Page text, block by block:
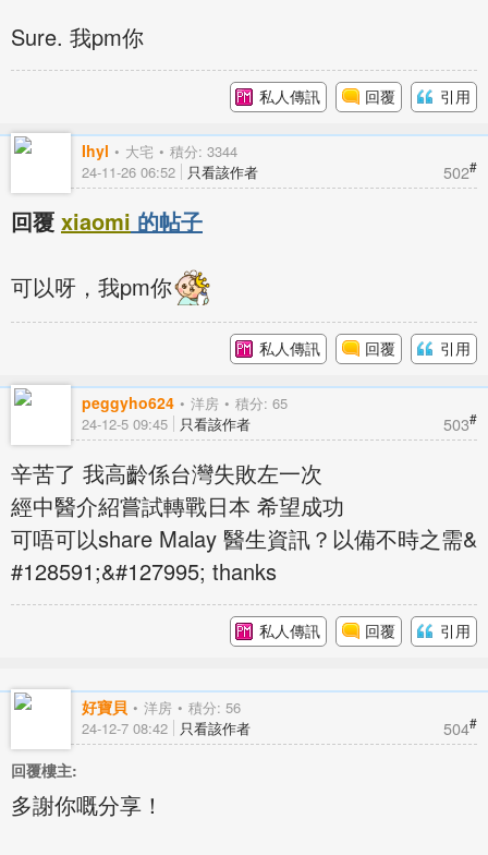
Sure. 我pm你
私人傳訊 回覆 引用
Ihyl 大宅 積分: 3344
502#
24-11-26 06:52 只看該作者
回覆 xiaomi 的帖子
可以呀，我pm你
私人傳訊 回覆 引用
peggyho624 洋房 積分: 65
503#
24-12-5 09:45 只看該作者
辛苦了 我高齡係台灣失敗左一次
經中醫介紹嘗試轉戰日本 希望成功
可唔可以share Malay 醫生資訊？以備不時之需&
#128591;&#127995; thanks
私人傳訊 回覆 引用
好寶貝 洋房 積分: 56
504#
24-12-7 08:42 只看該作者
回覆樓主:
多謝你嘅分享！